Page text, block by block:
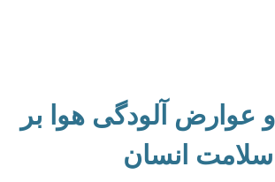
عوارض آلودگی هوا بر
سلامت انسان